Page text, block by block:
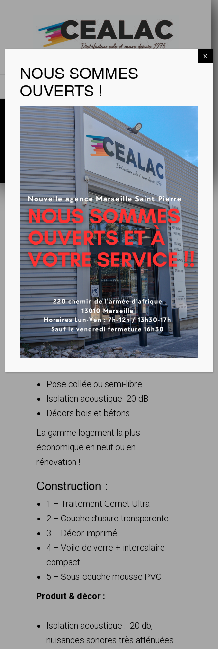
MENU
GERFLOR – TRANSIT 2S3
( SEMI-LIBRE) 2M
VOIR LA FICHE TECHNIQUE
Pose collée ou semi-libre
Isolation acoustique -20 dB
Décors bois et bétons
La gamme logement la plus
économique en neuf ou en
rénovation !
Construction :
1 – Traitement Gernet Ultra
2 – Couche d’usure transparente
3 – Décor imprimé
4 – Voile de verre + intercalaire
compact
5 – Sous-couche mousse PVC
Produit & décor :
Isolation acoustique : -20 db,
nuisances sonores très atténuées
NOUS SOMMES
OUVERTS !
X